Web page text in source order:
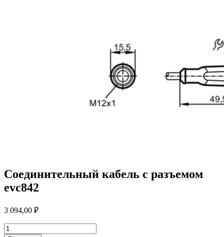
Соединительный кабель с разъемом
evc842
3 094,00 ₽
Количество